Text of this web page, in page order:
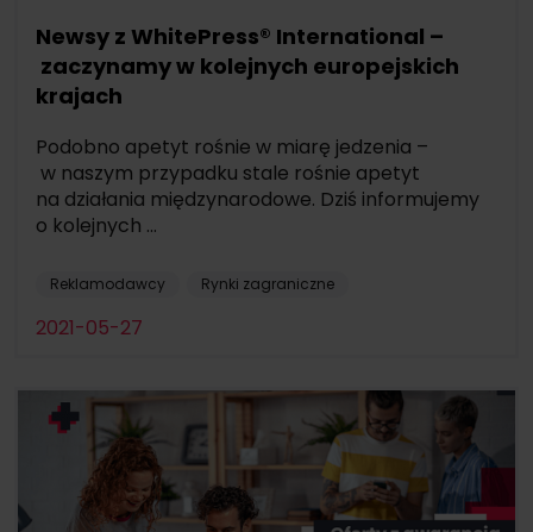
Newsy z WhitePress® International –
zaczynamy w kolejnych europejskich
krajach
Podobno apetyt rośnie w miarę jedzenia –
w naszym przypadku stale rośnie apetyt
na działania międzynarodowe. Dziś informujemy
o kolejnych ...
Reklamodawcy Rynki zagraniczne
2021-05-27